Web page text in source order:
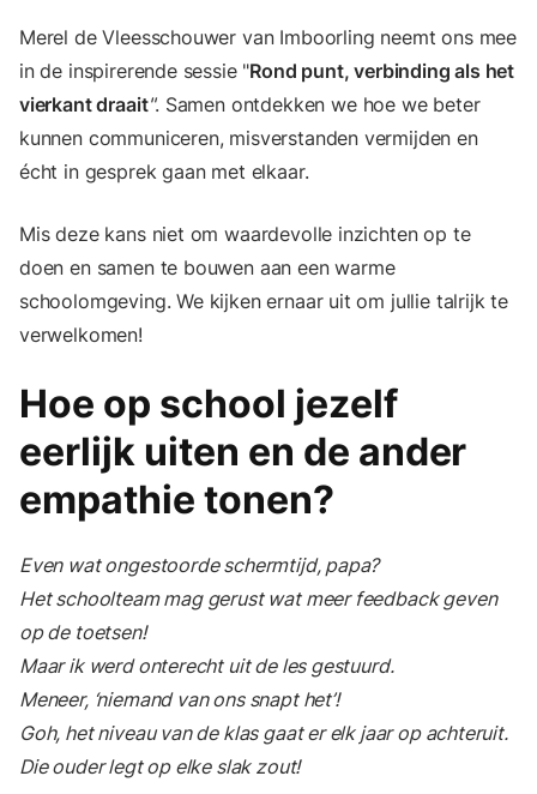
Merel de Vleesschouwer van Imboorling neemt ons mee
in de inspirerende sessie "Rond punt, verbinding als het
vierkant draait". Samen ontdekken we hoe we beter
kunnen communiceren, misverstanden vermijden en
écht in gesprek gaan met elkaar.
Mis deze kans niet om waardevolle inzichten op te
doen en samen te bouwen aan een warme
schoolomgeving. We kijken ernaar uit om jullie talrijk te
verwelkomen!
Hoe op school jezelf
eerlijk uiten en de ander
empathie tonen?
Even wat ongestoorde schermtijd, papa?
Het schoolteam mag gerust wat meer feedback geven
op de toetsen!
Maar ik werd onterecht uit de les gestuurd.
Meneer, ‘niemand van ons snapt het’!
Goh, het niveau van de klas gaat er elk jaar op achteruit.
Die ouder legt op elke slak zout!